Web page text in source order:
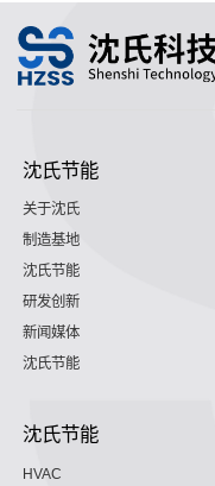
沈氏节能
关于沈氏
制造基地
沈氏节能
研发创新
新闻媒体
沈氏节能
沈氏节能
HVAC